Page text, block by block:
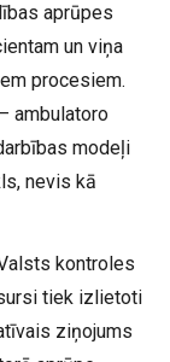
aprūpes
un viņa
procesiem.
ambulatoro
modeļi
nevis kā
kontroles
tiek izlietoti
ziņojums